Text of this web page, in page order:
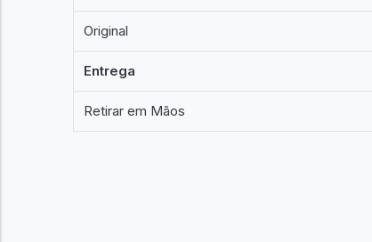
Original
Entrega
Retirar em Mãos